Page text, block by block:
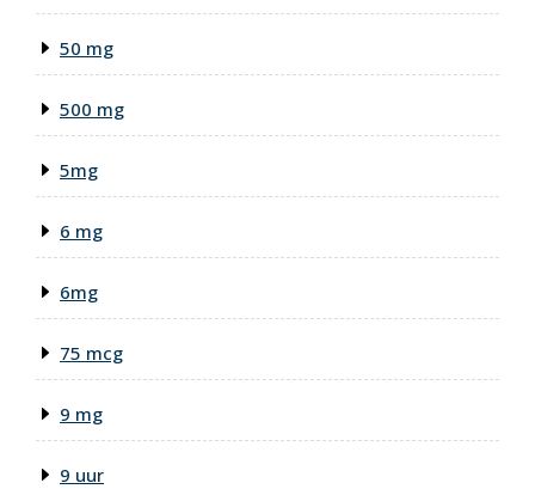
50 mg
500 mg
5mg
6 mg
6mg
75 mcg
9 mg
9 uur